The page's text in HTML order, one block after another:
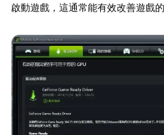
啟動遊戲，這通常能有效改善遊戲的